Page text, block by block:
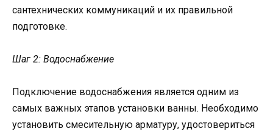
сантехнических коммуникаций и их правильной
подготовке.
Шаг 2: Водоснабжение
Подключение водоснабжения является одним из
самых важных этапов установки ванны. Необходимо
установить смесительную арматуру, удостовериться